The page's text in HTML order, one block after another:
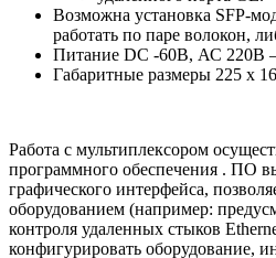
Возможна установка SFP-
работать по паре волокон,
Питание DC -60В, АС 220В
Габаритные размеры 225 х
Работа с мультиплексором
программного обеспечения . ПО
графического интерфейса,
оборудованием (например:
контроля удаленных стыков
конфигурировать оборудование,